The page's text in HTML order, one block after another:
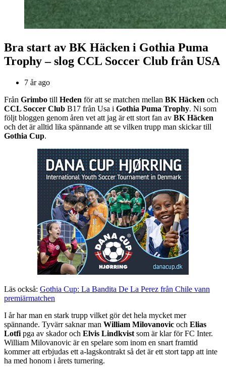
Bra start av BK Häcken i Gothia Puma
Trophy – slog CCL Soccer Club från USA
7 år ago
Från Grimbo till Heden för att se matchen mellan BK Häcken och
CCL Soccer Club B17 från Usa i Gothia Puma Trophy. Ni som
följt bloggen genom åren vet att jag är ett stort fan av BK Häcken
och det är alltid lika spännande att se vilken trupp man skickar till
Gothia Cup.
Läs också: Gothia Cup: La Bandita De La Perez från Chile vann
premiärmatchen
I år har man en stark trupp vilket gör det hela mycket mer
spännande. Tyvärr saknar man William Milovanovic och Elias
Lotfi pga av skador och Elvis Lindkvist som är klar för FC Inter.
William Milovanovic är en spelare som inom en snart framtid
kommer att erbjudas ett a-lagskontrakt så det är ett stort tapp att inte
ha med honom i årets turnering.